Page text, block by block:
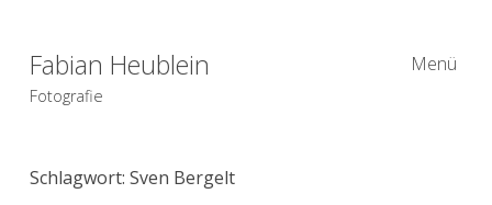
Fabian Heublein
Fotografie
Menü
Schlagwort: Sven Bergelt